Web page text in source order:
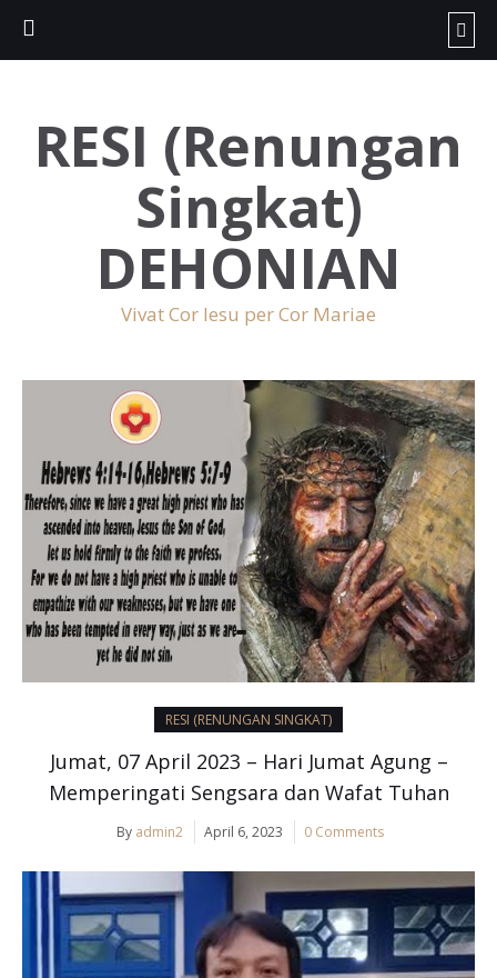
RESI (Renungan
Singkat)
DEHONIAN
Vivat Cor Iesu per Cor Mariae
RESI (RENUNGAN SINGKAT)
Jumat, 07 April 2023 – Hari Jumat Agung –
Memperingati Sengsara dan Wafat Tuhan
By admin2 April 6, 2023 0 Comments